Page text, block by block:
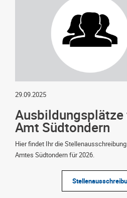
29.09.2025
Amt Südtondern
Hier findet Ihr die Stellenausschreibung
Amtes Südtondern für 2026.